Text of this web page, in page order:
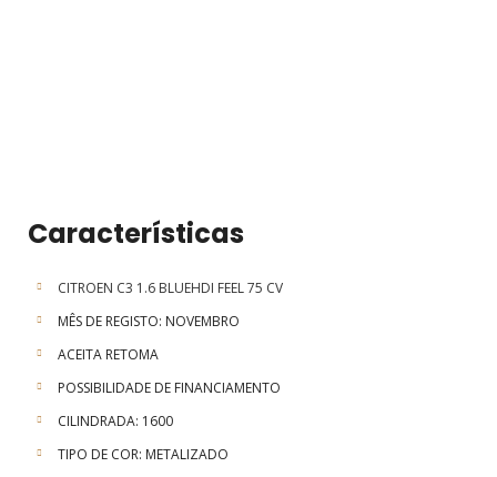
Características
CITROEN C3 1.6 BLUEHDI FEEL 75 CV
MÊS DE REGISTO: NOVEMBRO
ACEITA RETOMA
POSSIBILIDADE DE FINANCIAMENTO
CILINDRADA: 1600
TIPO DE COR: METALIZADO